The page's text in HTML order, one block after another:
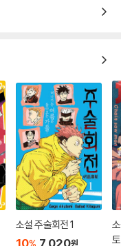
소설 주술회전 1
10 7,020원